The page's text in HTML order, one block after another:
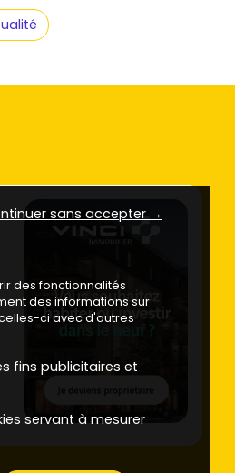
sans accepter →
des fonctionnalités
des informations sur
ci avec d'autres
fins publicitaires et
servant à mesurer